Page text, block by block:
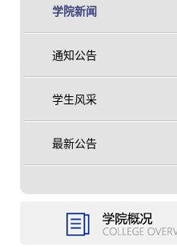
学院新闻
通知公告
学生风采
最新公告